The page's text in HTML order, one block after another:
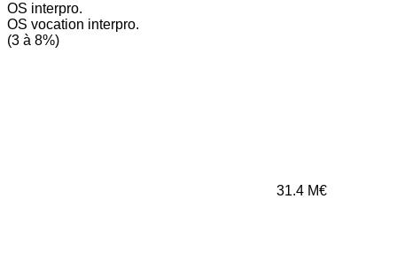
OS interpro.
OS vocation interpro.
(3 à 8%)
31.4 M€